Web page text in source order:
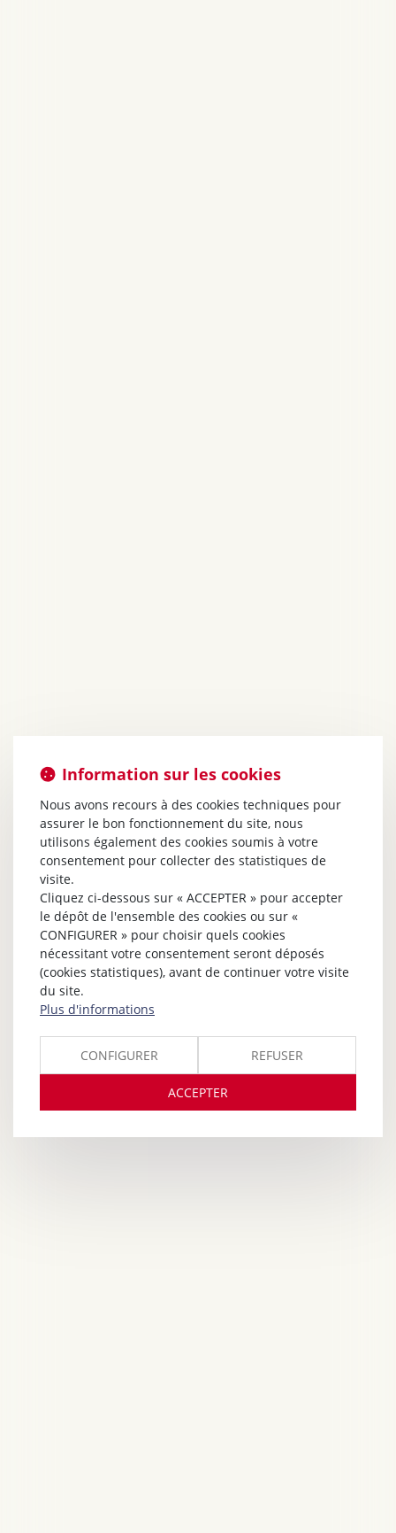
Information sur les cookies
Nous avons recours à des cookies techniques pour
assurer le bon fonctionnement du site, nous
utilisons également des cookies soumis à votre
consentement pour collecter des statistiques de
visite.
Cliquez ci-dessous sur « ACCEPTER » pour accepter
le dépôt de l'ensemble des cookies ou sur «
CONFIGURER » pour choisir quels cookies
nécessitant votre consentement seront déposés
(cookies statistiques), avant de continuer votre visite
du site.
Plus d'informations
CONFIGURER REFUSER
ACCEPTER